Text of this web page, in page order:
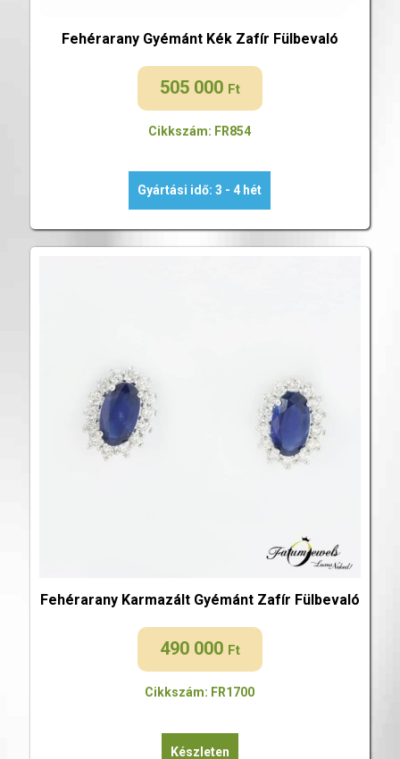
Fehérarany Gyémánt Kék Zafír Fülbevaló
505 000 Ft
Cikkszám: FR854
Gyártási idő: 3 - 4 hét
Fehérarany Karmazált Gyémánt Zafír Fülbevaló
490 000 Ft
Cikkszám: FR1700
Készleten